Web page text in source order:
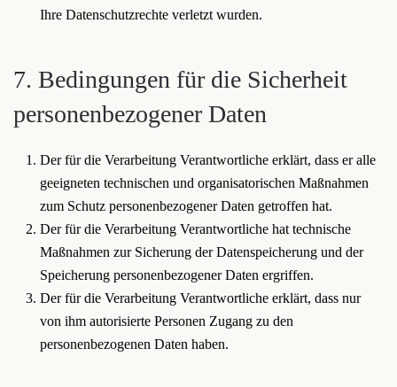
Ihre Datenschutzrechte verletzt wurden.
7. Bedingungen für die Sicherheit
personenbezogener Daten
Der für die Verarbeitung Verantwortliche erklärt, dass er alle
geeigneten technischen und organisatorischen Maßnahmen
zum Schutz personenbezogener Daten getroffen hat.
Der für die Verarbeitung Verantwortliche hat technische
Maßnahmen zur Sicherung der Datenspeicherung und der
Speicherung personenbezogener Daten ergriffen.
Der für die Verarbeitung Verantwortliche erklärt, dass nur
von ihm autorisierte Personen Zugang zu den
personenbezogenen Daten haben.